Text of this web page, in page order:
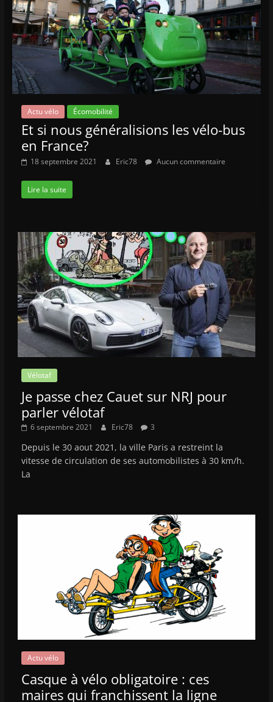
Actu vélo Écomobilité
Et si nous généralisions les vélo-bus
en France?
18 septembre 2021 Eric78 Aucun commentaire
Lire la suite
Vélotaf
Je passe chez Cauet sur NRJ pour
parler vélotaf
6 septembre 2021 Eric78 3
Depuis le 30 aout 2021, la ville Paris a restreint la
vitesse de circulation de ses automobilistes à 30 km/h.
La
Actu vélo
Casque à vélo obligatoire : ces
maires qui franchissent la ligne